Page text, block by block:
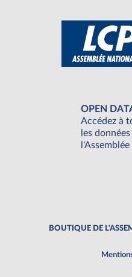
OPEN
Accédez à
les
BOUTIQUE DE